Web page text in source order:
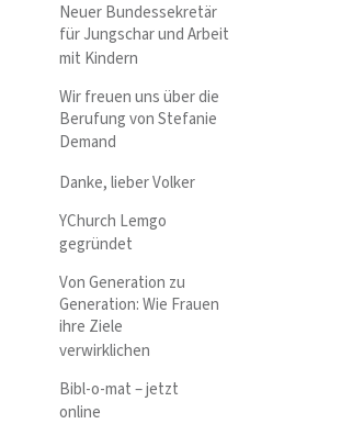
Neuer Bundessekretär
für Jungschar und Arbeit
mit Kindern
Wir freuen uns über die
Berufung von Stefanie
Demand
Danke, lieber Volker
YChurch Lemgo
gegründet
Von Generation zu
Generation: Wie Frauen
ihre Ziele
verwirklichen
Bibl-o-mat – jetzt
online